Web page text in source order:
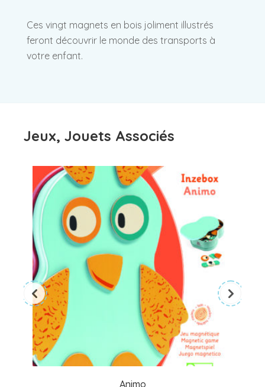
Ces vingt magnets en bois joliment illustrés
feront découvrir le monde des transports à
votre enfant.
Jeux, Jouets Associés
Animo